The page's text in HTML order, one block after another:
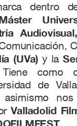
dentro
(UVa) y la
como
de
Valladolid